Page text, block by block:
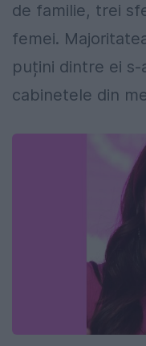
de familie, trei
femei.
puțini dintre ei
cabinetele din